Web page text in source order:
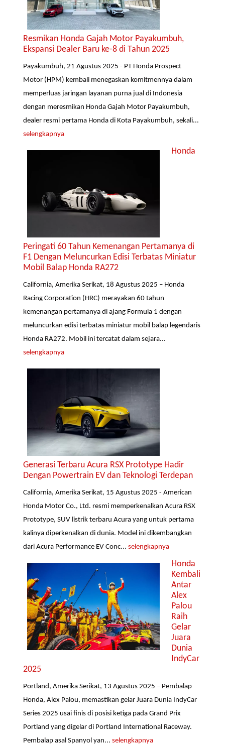
Resmikan Honda Gajah Motor Payakumbuh,
Ekspansi Dealer Baru ke-8 di Tahun 2025
Payakumbuh, 21 Agustus 2025 - PT Honda Prospect
Motor (HPM) kembali menegaskan komitmennya dalam
memperluas jaringan layanan purna jual di Indonesia
dengan meresmikan Honda Gajah Motor Payakumbuh,
dealer resmi pertama Honda di Kota Payakumbuh, sekali...
selengkapnya
Honda
Peringati 60 Tahun Kemenangan Pertamanya di
F1 Dengan Meluncurkan Edisi Terbatas Miniatur
Mobil Balap Honda RA272
California, Amerika Serikat, 18 Agustus 2025 – Honda
Racing Corporation (HRC) merayakan 60 tahun
kemenangan pertamanya di ajang Formula 1 dengan
meluncurkan edisi terbatas miniatur mobil balap legendaris
Honda RA272. Mobil ini tercatat dalam sejara...
selengkapnya
Generasi Terbaru Acura RSX Prototype Hadir
Dengan Powertrain EV dan Teknologi Terdepan
California, Amerika Serikat, 15 Agustus 2025 - American
Honda Motor Co., Ltd. resmi memperkenalkan Acura RSX
Prototype, SUV listrik terbaru Acura yang untuk pertama
kalinya diperkenalkan di dunia. Model ini dikembangkan
dari Acura Performance EV Conc...selengkapnya
Honda
Kembali
Antar
Alex
Palou
Raih
Gelar
Juara
Dunia
IndyCar
2025
Portland, Amerika Serikat, 13 Agustus 2025 – Pembalap
Honda, Alex Palou, memastikan gelar Juara Dunia IndyCar
Series 2025 usai finis di posisi ketiga pada Grand Prix
Portland yang digelar di Portland International Raceway.
Pembalap asal Spanyol yan...selengkapnya